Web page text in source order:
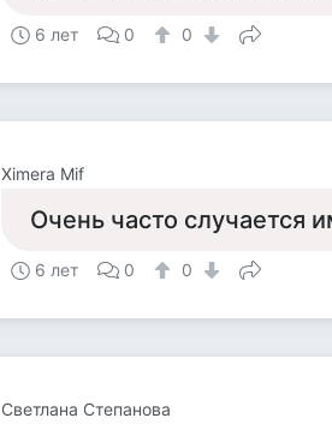
6 лет 0 0
Ximera Mif
Очень часто случается
6 лет 0 0
Светлана Степанова